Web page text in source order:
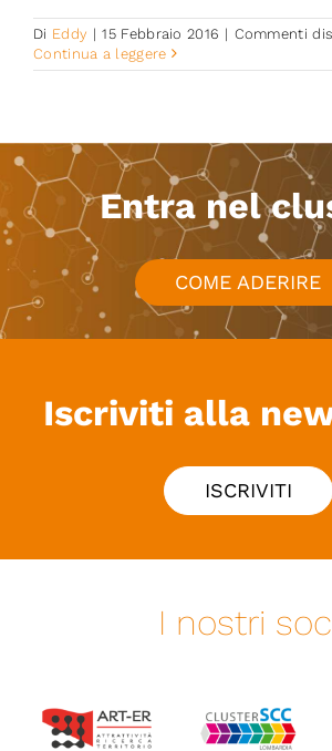
Di Eddy | 15 Febbraio 2016 | Commenti
Continua a leggere
Entra nel
COME ADERIRE
Iscriviti alla
ISCRIVITI
I nostri